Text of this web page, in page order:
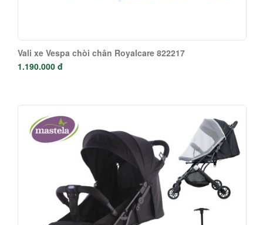
Vali xe Vespa chòi chân Royalcare 822217
1.190.000 đ